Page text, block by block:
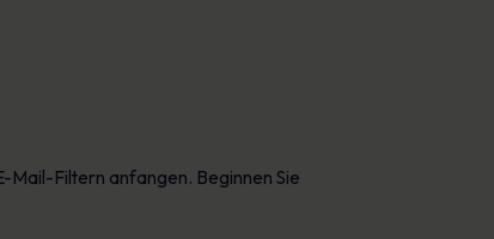
Mail-Filtern anfangen. Beginnen Sie